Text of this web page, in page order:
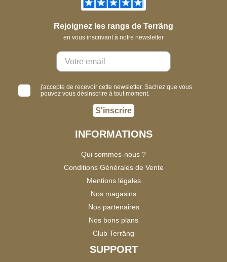
Rejoignez les rangs de Terräng
en vous inscrivant à notre newsletter
j'accepte de recevoir cette newsletter. Sachez que vous
pouvez vous désinscrire à tout moment.
S'inscrire
INFORMATIONS
Qui sommes-nous ?
Conditions Générales de Vente
Mentions légales
Nos magasins
Nos partenaires
Nos bons plans
Club Terräng
SUPPORT